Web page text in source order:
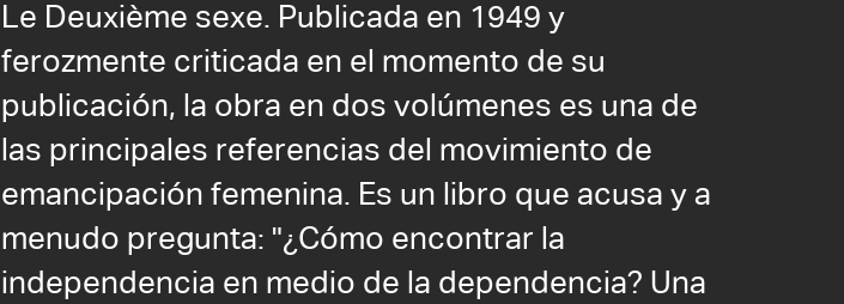
Le Deuxième sexe. Publicada en 1949 y
ferozmente criticada en el momento de su
publicación, la obra en dos volúmenes es una de
las principales referencias del movimiento de
emancipación femenina. Es un libro que acusa y a
menudo pregunta: "¿Cómo encontrar la
independencia en medio de la dependencia? Una